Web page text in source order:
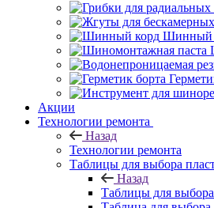
Шинный
Акции
Технологии ремонта
Назад
Технологии ремонта
Таблицы для выбора
Назад
Таблицы для